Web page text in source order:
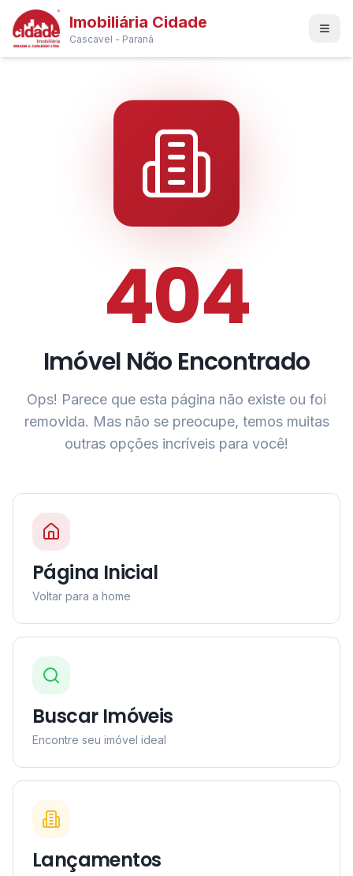
Imobiliária Cidade
Cascavel - Paraná
404
Imóvel Não Encontrado
Ops! Parece que esta página não existe ou foi
removida. Mas não se preocupe, temos muitas
outras opções incríveis para você!
Página Inicial
Voltar para a home
Buscar Imóveis
Encontre seu imóvel ideal
Lançamentos